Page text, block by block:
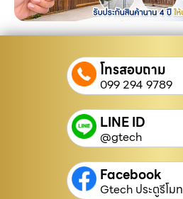
โทรสอบถาม
099 294 9789
LINE ID
@gtech
Facebook
Gtech ประตูรีโมท